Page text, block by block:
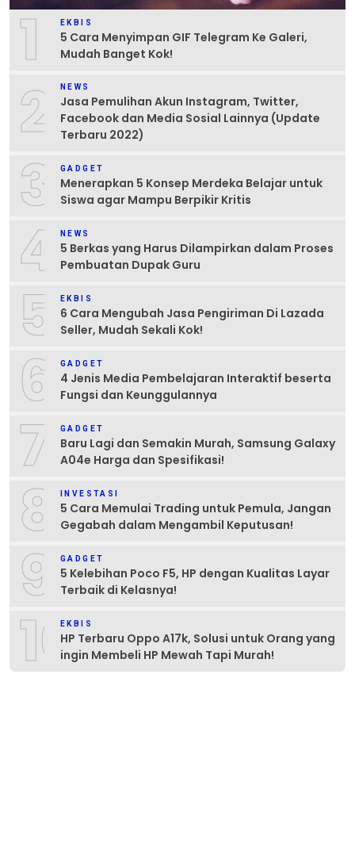
1 EKBIS
5 Cara Menyimpan GIF Telegram Ke Galeri,
Mudah Banget Kok!
2 NEWS
Jasa Pemulihan Akun Instagram, Twitter,
Facebook dan Media Sosial Lainnya (Update
Terbaru 2022)
3 GADGET
Menerapkan 5 Konsep Merdeka Belajar untuk
Siswa agar Mampu Berpikir Kritis
4 NEWS
5 Berkas yang Harus Dilampirkan dalam Proses
Pembuatan Dupak Guru
5 EKBIS
6 Cara Mengubah Jasa Pengiriman Di Lazada
Seller, Mudah Sekali Kok!
6 GADGET
4 Jenis Media Pembelajaran Interaktif beserta
Fungsi dan Keunggulannya
7 GADGET
Baru Lagi dan Semakin Murah, Samsung Galaxy
A04e Harga dan Spesifikasi!
8 INVESTASI
5 Cara Memulai Trading untuk Pemula, Jangan
Gegabah dalam Mengambil Keputusan!
9 GADGET
5 Kelebihan Poco F5, HP dengan Kualitas Layar
Terbaik di Kelasnya!
10EKBIS
HP Terbaru Oppo A17k, Solusi untuk Orang yang
ingin Membeli HP Mewah Tapi Murah!